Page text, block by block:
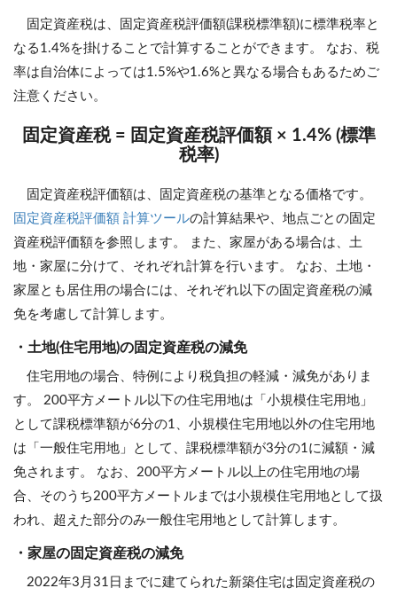
固定資産税は、固定資産税評価額(課税標準額)に標準税率と
なる1.4%を掛けることで計算することができます。 なお、税
率は自治体によっては1.5%や1.6%と異なる場合もあるためご
注意ください。
固定資産税 = 固定資産税評価額 × 1.4% (標準
税率)
固定資産税評価額は、固定資産税の基準となる価格です。
固定資産税評価額 計算ツールの計算結果や、地点ごとの固定
資産税評価額を参照します。 また、家屋がある場合は、土
地・家屋に分けて、それぞれ計算を行います。 なお、土地・
家屋とも居住用の場合には、それぞれ以下の固定資産税の減
免を考慮して計算します。
・土地(住宅用地)の固定資産税の減免
住宅用地の場合、特例により税負担の軽減・減免がありま
す。 200平方メートル以下の住宅用地は「小規模住宅用地」
として課税標準額が6分の1、小規模住宅用地以外の住宅用地
は「一般住宅用地」として、課税標準額が3分の1に減額・減
免されます。 なお、200平方メートル以上の住宅用地の場
合、そのうち200平方メートルまでは小規模住宅用地として扱
われ、超えた部分のみ一般住宅用地として計算します。
・家屋の固定資産税の減免
2022年3月31日までに建てられた新築住宅は固定資産税の